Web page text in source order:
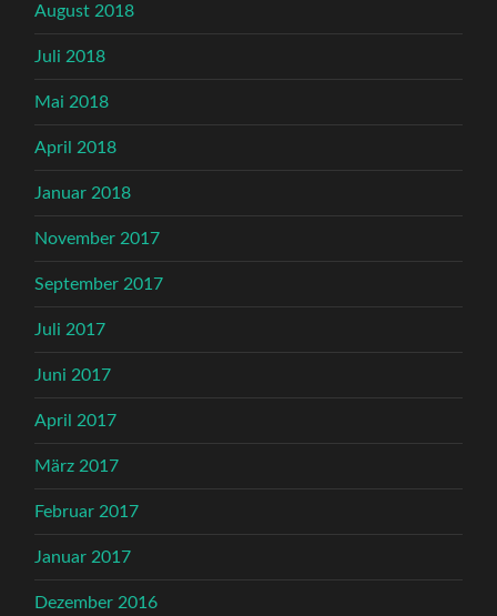
August 2018
Juli 2018
Mai 2018
April 2018
Januar 2018
November 2017
September 2017
Juli 2017
Juni 2017
April 2017
März 2017
Februar 2017
Januar 2017
Dezember 2016